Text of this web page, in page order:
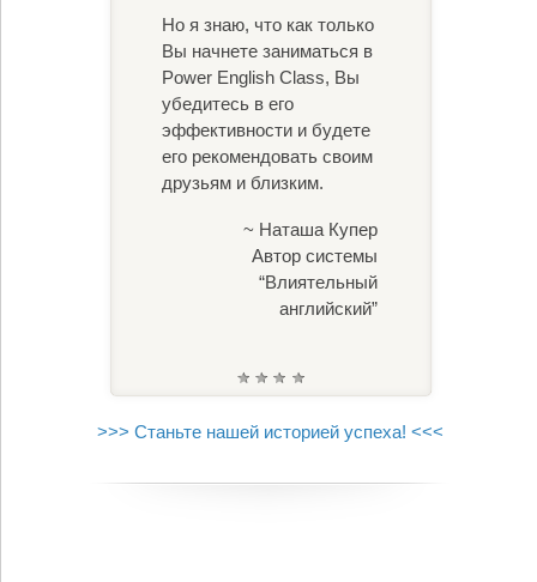
Но я знаю, что как только
Вы начнете заниматься в
Power English Class, Вы
убедитесь в его
эффективности и будете
его рекомендовать своим
друзьям и близким.
~ Наташа Купер
Автор системы
“Влиятельный
английский”
>>> Станьте нашей историей успеха! <<<